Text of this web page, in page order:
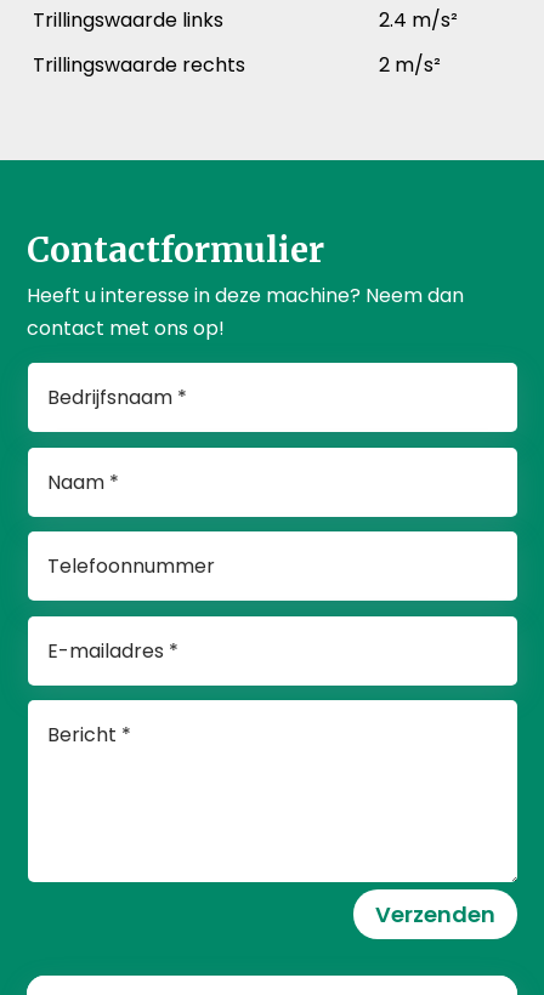
Trillingswaarde links
2.4 m/s²
Trillingswaarde rechts
2 m/s²
Contactformulier
Heeft u interesse in deze machine? Neem dan
contact met ons op!
Verzenden